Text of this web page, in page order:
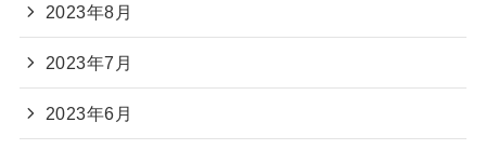
2023年8月
2023年7月
2023年6月